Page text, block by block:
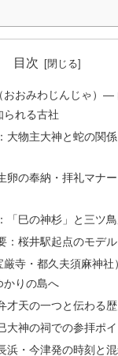
目次
おおみわじんじゃ）—
られる古社
大物主大神と蛇の関
卵の奉納・拝礼マナ
「巳の神杉」と三ツ
：桜井駅起点のモデ
厳寺・都久夫須麻神
かりの島へ
才天の一つと伝わる
大神の祠での参拝ポイ
浜・今津発の時刻と